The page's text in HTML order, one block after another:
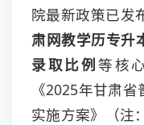
院最新政策已发
肃网教学历专升
录取比例等核
《2025年甘肃
实施方案》（注